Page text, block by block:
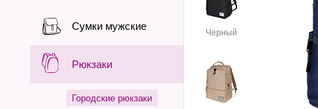
Сумки мужские
Рюкзаки
Городские рюкзаки
Черный